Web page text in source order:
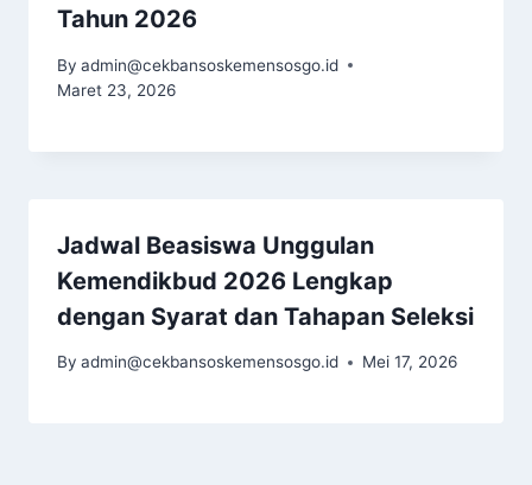
Tahun 2026
By admin@cekbansoskemensosgo.id
Maret 23, 2026
Jadwal Beasiswa Unggulan
Kemendikbud 2026 Lengkap
dengan Syarat dan Tahapan Seleksi
By admin@cekbansoskemensosgo.id Mei 17, 2026